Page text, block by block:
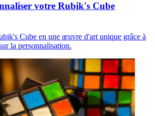
votre Rubik's Cube
Cube en une œuvre d'art unique grâce à
la personnalisation.